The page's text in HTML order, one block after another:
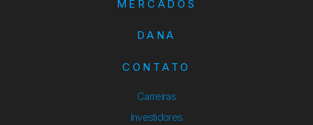
MERCADOS
DANA
CONTATO
Carreiras
Investidores